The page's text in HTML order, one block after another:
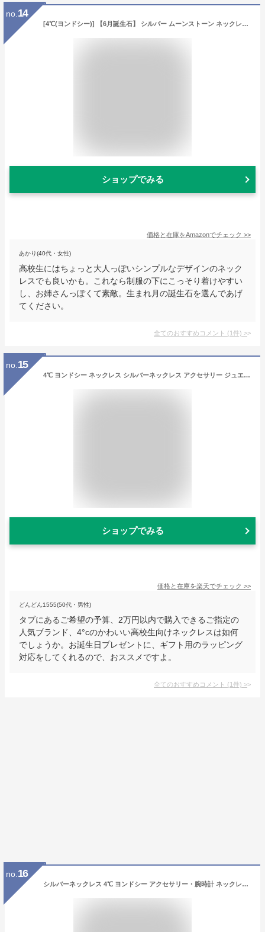
no. 14
[4℃(ヨンドシー)] 【6月誕生石】 シルバー ムーンストーン ネックレス 一粒 112534721919 誕生日 プレゼント レディース ジュエリーケース付き
ショップでみる
価格と在庫をAmazonでチェック >>
あかり(40代・女性)
高校生にはちょっと大人っぽいシンプルなデザインのネック
レスでも良いかも。これなら制服の下にこっそり着けやすい
し、お姉さんっぽくて素敵。生まれ月の誕生石を選んであげ
てください。
全てのおすすめコメント (1件) >
no. 15
4℃ ヨンドシー ネックレス シルバーネックレス アクセサリー ジュエリー ピンク ゴールド カナル 4C シンプル canal 4℃ カナル 4℃ レディース ブランド おしゃれ かわいい 正規品 新品 2019年 ギフト 成人式 プレゼント 女性 15182412100 [S] クリスマス
ショップでみる
価格と在庫を楽天でチェック >>
どんどん1555(50代・男性)
タブにあるご希望の予算、2万円以内で購入できるご指定の
人気ブランド、4°cのかわいい高校生向けネックレスは如何
でしょうか。お誕生日プレゼントに、ギフト用のラッピング
対応をしてくれるので、おススメですよ。
全てのおすすめコメント (1件) >
no. 16
シルバーネックレス 4℃ ヨンドシー アクセサリー・腕時計 ネックレス シルバー【送料無料】[Rakuten Fashion]